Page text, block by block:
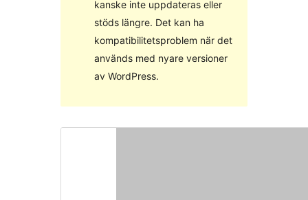
kanske inte uppdateras eller
stöds längre. Det kan ha
kompatibilitetsproblem när det
används med nyare versioner
av WordPress.